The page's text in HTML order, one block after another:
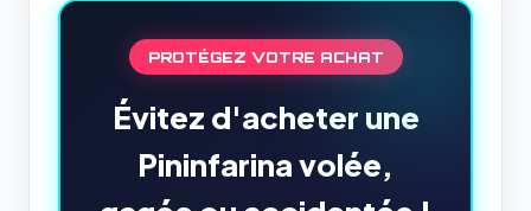
PROTÉGEZ VOTRE ACHAT
Évitez d'acheter une
Pininfarina volée,